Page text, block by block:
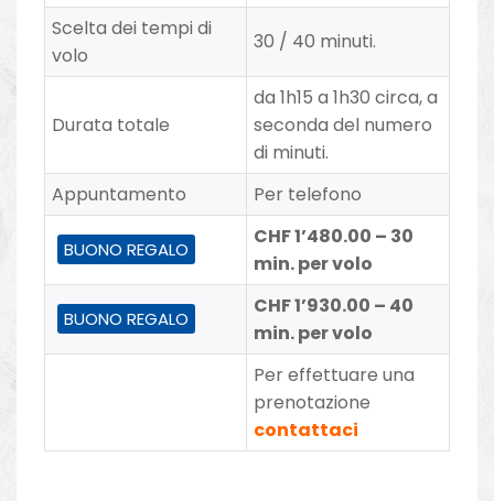
Scelta dei tempi di
volo
30 / 40 minuti.
Durata totale
da 1h15 a 1h30 circa, a
seconda del numero
di minuti.
Appuntamento
Per telefono
BUONO REGALO
CHF 1’480.00 – 30
min. per volo
BUONO REGALO
CHF 1’930.00 – 40
min. per volo
Per effettuare una
prenotazione
contattaci